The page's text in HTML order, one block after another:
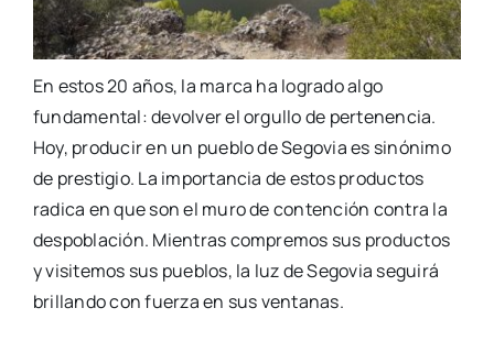
En estos 20 años, la marca ha logrado algo
fundamental: devolver el orgullo de pertenencia.
Hoy, producir en un pueblo de Segovia es sinónimo
de prestigio. La importancia de estos productos
radica en que son el muro de contención contra la
despoblación. Mientras compremos sus productos
y visitemos sus pueblos, la luz de Segovia seguirá
brillando con fuerza en sus ventanas.